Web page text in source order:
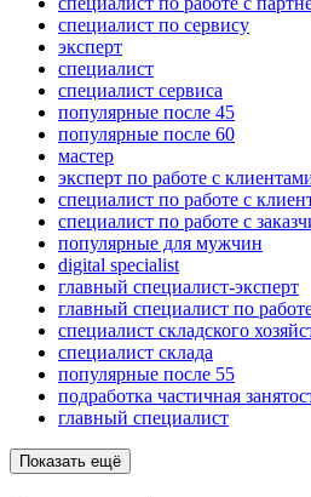
специалист по сервису
эксперт
специалист
специалист сервиса
популярные после 45
популярные после 60
мастер
эксперт по работе с
специалист по работе с
специалист по работе с
популярные для мужчин
digital specialist
главный специалист-эксперт
главный специалист по
специалист складского
специалист склада
популярные после 55
подработка частичная
главный специалист
Показать ещё